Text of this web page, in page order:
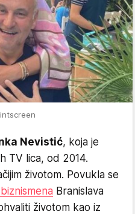
Nevistić, koja je
TV lica, od 2014.
životom. Povukla se
Branislava
životom kao iz